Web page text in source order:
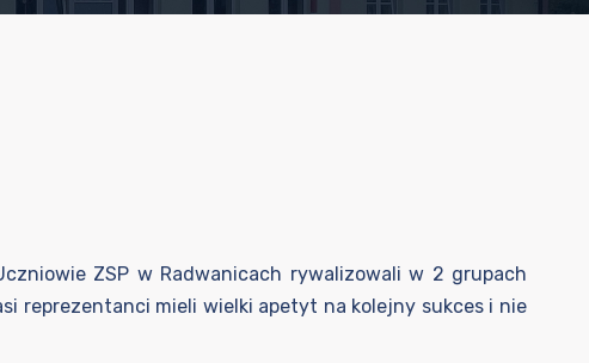
ZSP w Radwanicach rywalizowali w 2 grupach
reprezentanci mieli wielki apetyt na kolejny sukces i nie